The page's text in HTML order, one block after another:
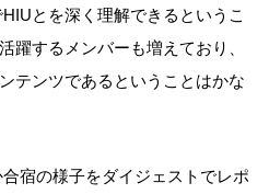
とを深く理解できるというこ
躍するメンバーも増えており、
テンツであるということはかな
宿の様子をダイジェストでレポ